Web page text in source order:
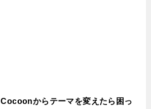
からテーマを変えたら困っ